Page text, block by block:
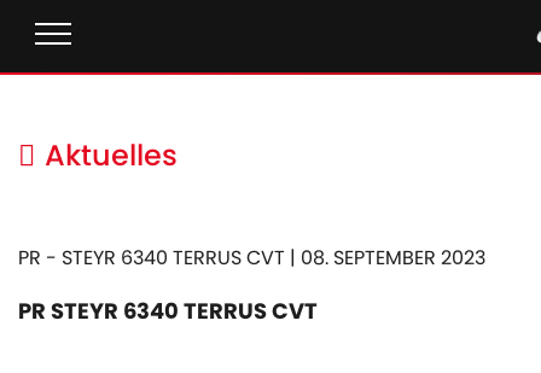
Aktuelles
PR - STEYR 6340 TERRUS CVT | 08. SEPTEMBER 2023
PR STEYR 6340 TERRUS CVT